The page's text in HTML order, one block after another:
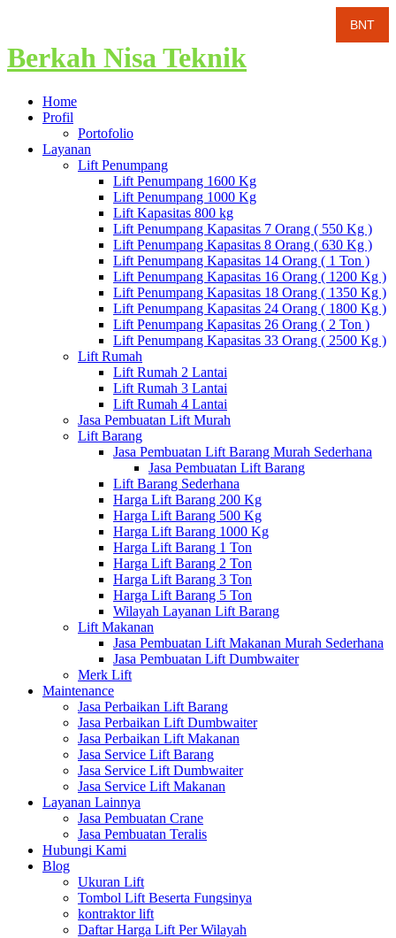
Berkah Nisa Teknik
Home
Profil
Portofolio
Layanan
Lift Penumpang
Lift Penumpang 1600 Kg
Lift Penumpang 1000 Kg
Lift Kapasitas 800 kg
Lift Penumpang Kapasitas 7 Orang ( 550 Kg )
Lift Penumpang Kapasitas 8 Orang ( 630 Kg )
Lift Penumpang Kapasitas 14 Orang ( 1 Ton )
Lift Penumpang Kapasitas 16 Orang ( 1200 Kg )
Lift Penumpang Kapasitas 18 Orang ( 1350 Kg )
Lift Penumpang Kapasitas 24 Orang ( 1800 Kg )
Lift Penumpang Kapasitas 26 Orang ( 2 Ton )
Lift Penumpang Kapasitas 33 Orang ( 2500 Kg )
Lift Rumah
Lift Rumah 2 Lantai
Lift Rumah 3 Lantai
Lift Rumah 4 Lantai
Jasa Pembuatan Lift Murah
Lift Barang
Jasa Pembuatan Lift Barang Murah Sederhana
Jasa Pembuatan Lift Barang
Lift Barang Sederhana
Harga Lift Barang 200 Kg
Harga Lift Barang 500 Kg
Harga Lift Barang 1000 Kg
Harga Lift Barang 1 Ton
Harga Lift Barang 2 Ton
Harga Lift Barang 3 Ton
Harga Lift Barang 5 Ton
Wilayah Layanan Lift Barang
Lift Makanan
Jasa Pembuatan Lift Makanan Murah Sederhana
Jasa Pembuatan Lift Dumbwaiter
Merk Lift
Maintenance
Jasa Perbaikan Lift Barang
Jasa Perbaikan Lift Dumbwaiter
Jasa Perbaikan Lift Makanan
Jasa Service Lift Barang
Jasa Service Lift Dumbwaiter
Jasa Service Lift Makanan
Layanan Lainnya
Jasa Pembuatan Crane
Jasa Pembuatan Teralis
Hubungi Kami
Blog
Ukuran Lift
Tombol Lift Beserta Fungsinya
kontraktor lift
Daftar Harga Lift Per Wilayah